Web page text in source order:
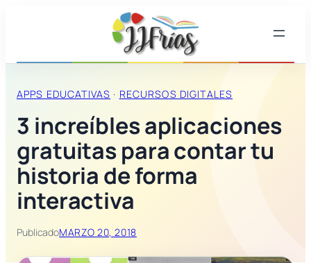
APPS EDUCATIVAS · RECURSOS DIGITALES
3 increíbles aplicaciones
gratuitas para contar tu
historia de forma
interactiva
PublicadoMARZO 20, 2018